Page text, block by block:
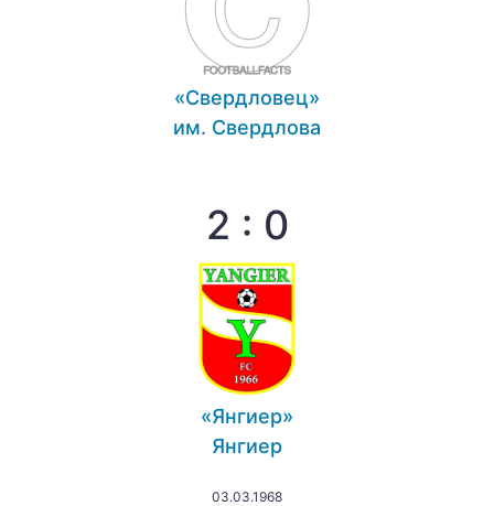
«Свердловец»
им. Свердлова
2 : 0
«Янгиер»
Янгиер
03.03.1968